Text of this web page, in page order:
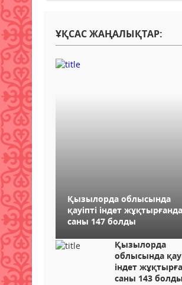
ҰҚСАС ЖАҢАЛЫҚТАР:
Қызылорда облысында
қауіпті індет
саны 147 болды
Қызылорда
облысында
індет
саны 143 болды